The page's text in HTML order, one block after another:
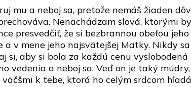
mu a neboj sa, pretože nemáš žiaden
Nenachádzam slová, ktorými
presvedčiť, že si bezbrannou obeťou
v mene jeho najsvätejšej Matky. Nikdy
si, aby si bola za každú cenu
vedenia a neboj sa. Veď on je taký
k tebe, ktorá ho celým srdcom